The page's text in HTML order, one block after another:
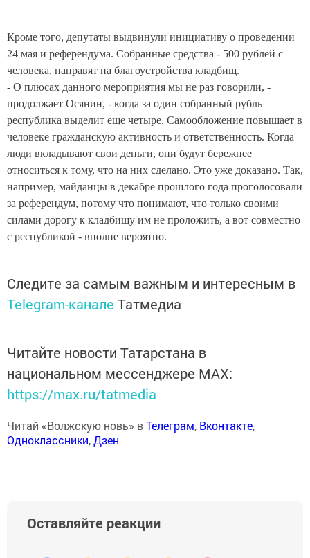
Кроме того, депутаты выдвинули инициативу о проведении
24 мая и референдума. Собранные средства - 500 рублей с
человека, направят на благоустройства кладбищ.
- О плюсах данного мероприятия мы не раз говорили, -
продолжает Осянин, - когда за один собранный рубль
республика выделит еще четыре. Самообложение повышает в
человеке гражданскую активность и ответственность. Когда
люди вкладывают свои деньги, они будут бережнее
относиться к тому, что на них сделано. Это уже доказано. Так,
например, майданцы в декабре прошлого года проголосовали
за референдум, потому что понимают, что только своими
силами дорогу к кладбищу им не проложить, а вот совместно
с республикой - вполне вероятно.
Следите за самым важным и интересным в
Telegram-канале Татмедиа
Читайте новости Татарстана в
национальном мессенджере MАХ:
https://max.ru/tatmedia
Читай «Волжскую новь» вТелеграм, Вконтакте,
Одноклассники,Дзен
Оставляйте реакции